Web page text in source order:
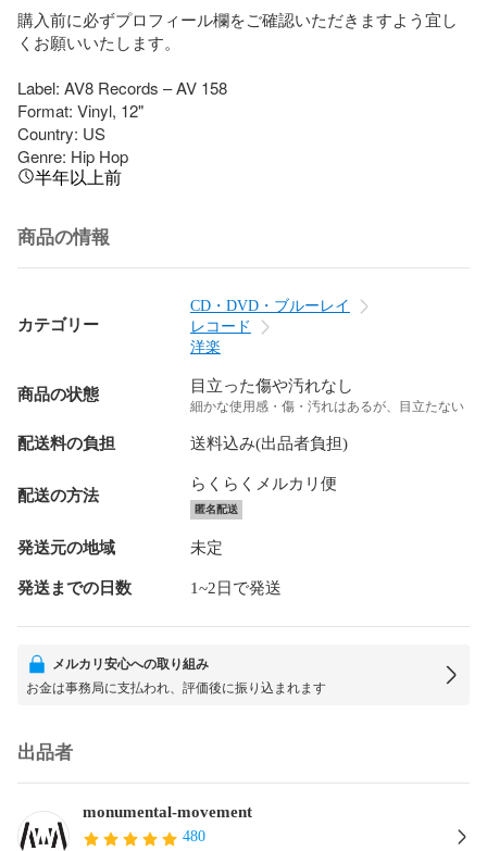
購入前に必ずプロフィール欄をご確認いただきますよう宜し
くお願いいたします。
Label: AV8 Records – AV 158
Format: Vinyl, 12"
Country: US
Genre: Hip Hop
半年以上前
商品の情報
カテゴリー
CD・DVD・ブルーレイ
レコード
洋楽
商品の状態 目立った傷や汚れなし
細かな使用感・傷・汚れはあるが、目立たない
配送料の負担 送料込み(出品者負担)
配送の方法
らくらくメルカリ便
匿名配送
発送元の地域 未定
発送までの日数 1~2日で発送
メルカリ安心への取り組み
お金は事務局に支払われ、評価後に振り込まれます
出品者
monumental-movement
480